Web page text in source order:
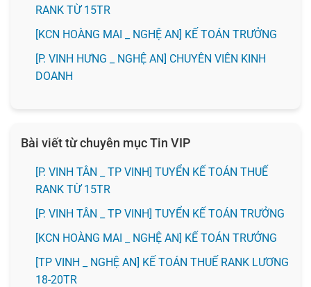
RANK TỪ 15TR
️[KCN HOÀNG MAI _ NGHỆ AN] KẾ TOÁN TRƯỞNG
️[P. VINH HƯNG _ NGHỆ AN] CHUYÊN VIÊN KINH
DOANH
Bài viết từ chuyên mục Tin VIP
[P. VINH TÂN _ TP VINH] TUYỂN KẾ TOÁN THUẾ
RANK TỪ 15TR
[P. VINH TÂN _ TP VINH] TUYỂN KẾ TOÁN TRƯỞNG
️[KCN HOÀNG MAI _ NGHỆ AN] KẾ TOÁN TRƯỞNG
[TP VINH _ NGHỆ AN] KẾ TOÁN THUẾ RANK LƯƠNG
18-20TR